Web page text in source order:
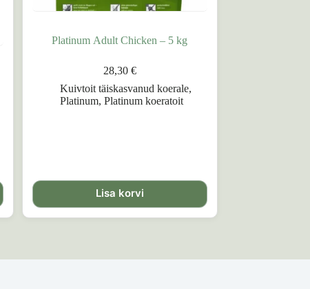
Platinum Adult Chicken – 5 kg
28,30 €
Kuivtoit täiskasvanud koerale,
Platinum,Platinum koeratoit
Lisa korvi